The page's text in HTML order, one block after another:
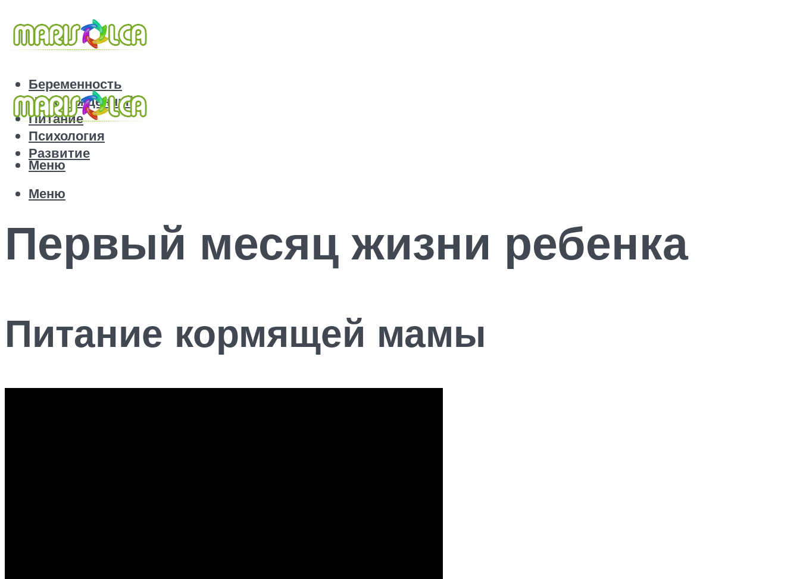
Беременность
Новорожденный
Питание
Психология
Развитие
Меню
Меню
Первый месяц жизни ребенка
Питание кормящей мамы